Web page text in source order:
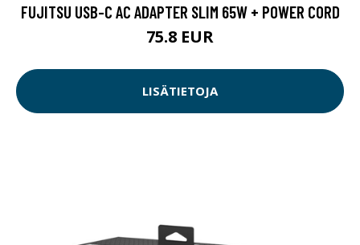
FUJITSU USB-C AC ADAPTER SLIM 65W + POWER CORD
75.8 EUR
LISÄTIETOJA